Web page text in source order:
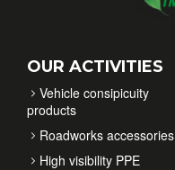
OUR ACTIVITIES
Vehicle consipicuity
products
Roadworks accessories
High visibility PPE